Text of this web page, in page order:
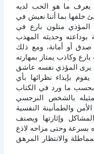
ما هو الحب لديه
خلفها بما أننا نعيش في
المؤذي متلون بارع في
وحديثه المهذب
أو أمانة، ومع ذلك
وكاذب يمتاز بمهارته
يرى المؤذي نفسه عاشق
بإيذاء نظرائها بأي
بحسب ما ورد في الكتاب
بالشخص النرجسي
والطمأنينة النفسية
وإثارتها ويصنف
وحتى مزاحه لاذع
والانتظار المرهق